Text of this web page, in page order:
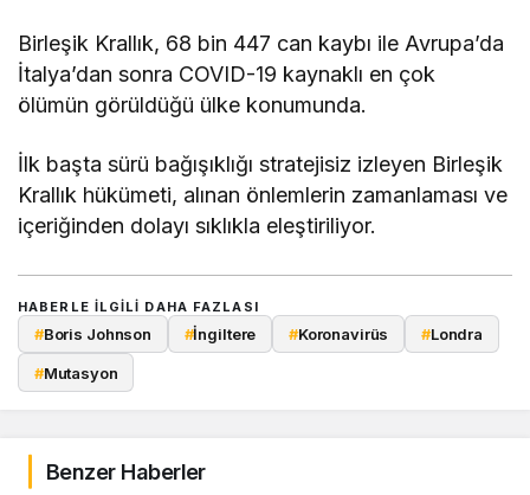
Birleşik Krallık, 68 bin 447 can kaybı ile Avrupa’da
İtalya’dan sonra COVID-19 kaynaklı en çok
ölümün görüldüğü ülke konumunda.
İlk başta sürü bağışıklığı stratejisiz izleyen Birleşik
Krallık hükümeti, alınan önlemlerin zamanlaması ve
içeriğinden dolayı sıklıkla eleştiriliyor.
HABERLE ILGILI DAHA FAZLASI
#Boris Johnson #İngiltere #Koronavirüs #Londra
#Mutasyon
Benzer Haberler